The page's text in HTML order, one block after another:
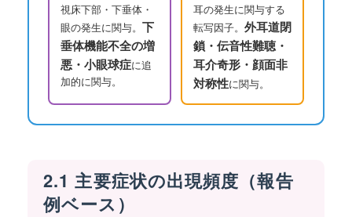
視床下部・下垂体・
眼の発生に関与。 下
垂体機能不全の増
悪・小眼球症に追
加的に関与。
耳の発生に関与する
転写因子。 外耳道閉
鎖・伝音性難聴・
耳介奇形・顔面非
対称性に関与。
2.1 主要症状の出現頻度（報告
例ベース）